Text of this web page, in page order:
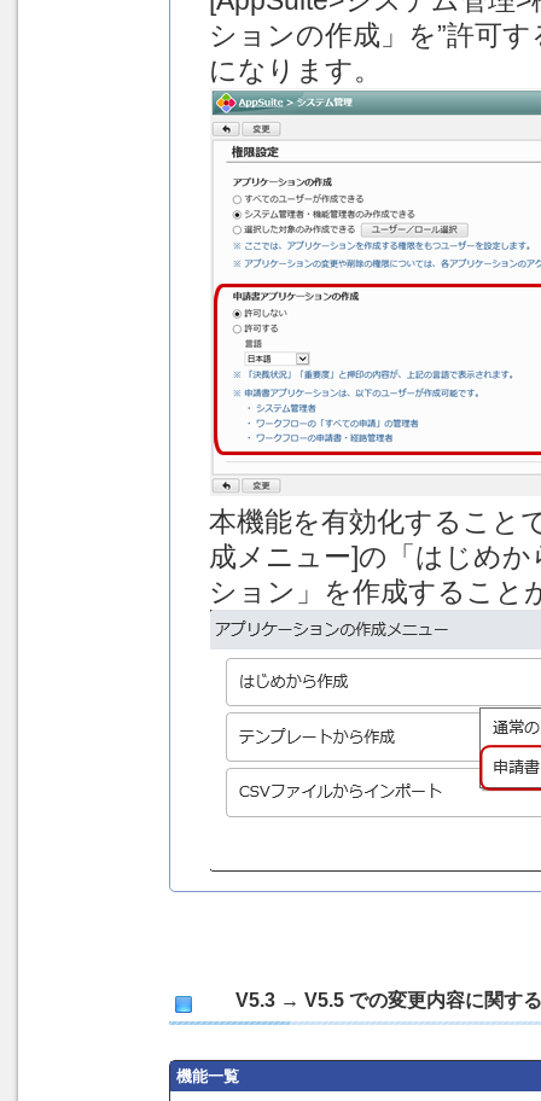
ションの作成」を”許可
になります。
本機能を有効化すること
成メニュー]の「はじめ
ション」を作成すること
V5.3 → V5.5 での変更内容に関す
機能一覧